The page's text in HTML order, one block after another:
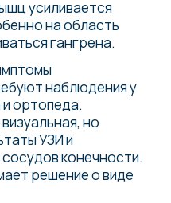
усиливается
на область
гангрена.
наблюдения у
ортопеда.
но
​УЗИ и​
конечности.
решение о виде